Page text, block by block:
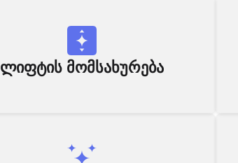
ლიფტის მომსახურება